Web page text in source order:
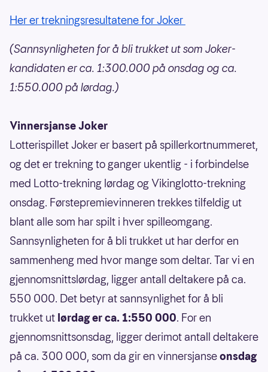
Her er trekningsresultatene for Joker
(Sannsynligheten for å bli trukket ut som Joker-
kandidaten er ca. 1:300.000 på onsdag og ca.
1:550.000 på lørdag.)
Vinnersjanse Joker
Lotterispillet Joker er basert på spillerkortnummeret,
og det er trekning to ganger ukentlig - i forbindelse
med Lotto-trekning lørdag og Vikinglotto-trekning
onsdag. Førstepremievinneren trekkes tilfeldig ut
blant alle som har spilt i hver spilleomgang.
Sannsynligheten for å bli trukket ut har derfor en
sammenheng med hvor mange som deltar. Tar vi en
gjennomsnittslørdag, ligger antall deltakere på ca.
550 000. Det betyr at sannsynlighet for å bli
trukket ut lørdag er ca. 1:550 000. For en
gjennomsnittsonsdag, ligger derimot antall deltakere
på ca. 300 000, som da gir en vinnersjanseonsdag